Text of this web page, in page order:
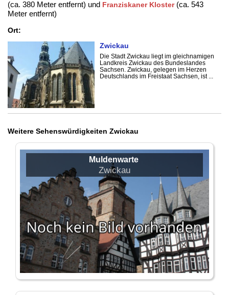
(ca. 380 Meter entfernt) und Franziskaner Kloster(ca. 543
Meter entfernt)
Ort:
Zwickau
Die Stadt Zwickau liegt im gleichnamigen
Landkreis Zwickau des Bundeslandes
Sachsen. Zwickau, gelegen im Herzen
Deutschlands im Freistaat Sachsen, ist ...
Weitere Sehenswürdigkeiten Zwickau
Muldenwarte
Zwickau